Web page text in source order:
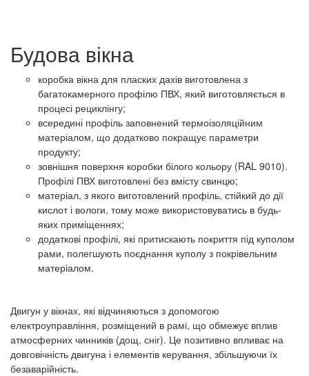
Будова вікна
коробка вікна для пласких дахів виготовлена з
багатокамерного профілю ПВХ, який виготовляється в
процесі рециклінгу;
всередині профіль заповнений термоізоляційним
матеріалом, що додатково покращує параметри
продукту;
зовнішня поверхня коробки білого кольору (RAL 9010).
Профілі ПВХ виготовлені без вмісту свинцю;
матеріал, з якого виготовлений профіль, стійкий до дії
кислот і вологи, тому може використовуватись в будь-
яких приміщеннях;
додаткові профілі, які притискають покриття під куполом
рами, полегшують поєднання куполу з покрівельним
матеріалом.
Двигун у вікнах, які відчиняються з допомогою
електроуправління, розміщений в рамі, що обмежує вплив
атмосферних чинників (дощ, сніг). Це позитивно впливає на
довговічність двигуна і елементів керування, збільшуючи їх
безаварійність.